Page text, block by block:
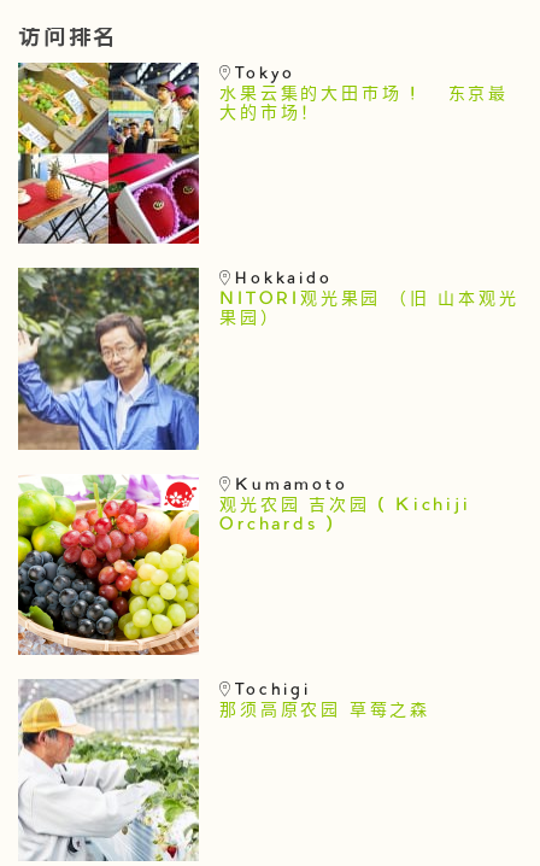
访问排名
Tokyo
水果云集的大田市场 ! 东京最
大的市场！
Hokkaido
NITORI观光果园 （旧 山本观光
果园）
Kumamoto
观光农园 吉次园 ( Kichiji
Orchards )
Tochigi
那须高原农园 草莓之森